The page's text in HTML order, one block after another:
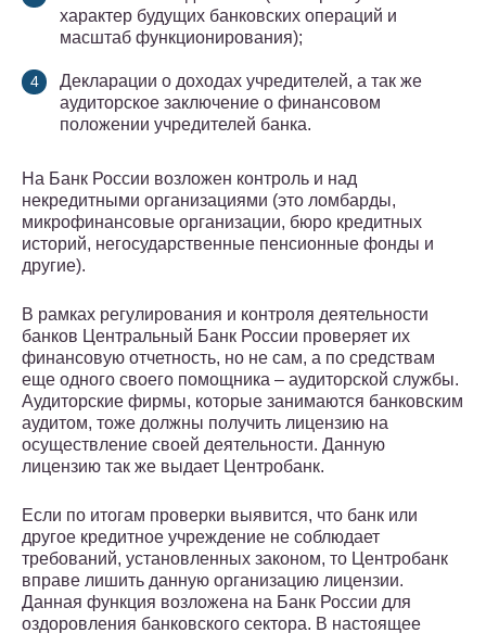
характер будущих банковских операций и
масштаб функционирования);
Декларации о доходах учредителей, а так же
аудиторское заключение о финансовом
положении учредителей банка.
На Банк России возложен контроль и над
некредитными организациями (это ломбарды,
микрофинансовые организации, бюро кредитных
историй, негосударственные пенсионные фонды и
другие).
В рамках регулирования и контроля деятельности
банков Центральный Банк России проверяет их
финансовую отчетность, но не сам, а по средствам
еще одного своего помощника – аудиторской службы.
Аудиторские фирмы, которые занимаются банковским
аудитом, тоже должны получить лицензию на
осуществление своей деятельности. Данную
лицензию так же выдает Центробанк.
Если по итогам проверки выявится, что банк или
другое кредитное учреждение не соблюдает
требований, установленных законом, то Центробанк
вправе лишить данную организацию лицензии.
Данная функция возложена на Банк России для
оздоровления банковского сектора. В настоящее